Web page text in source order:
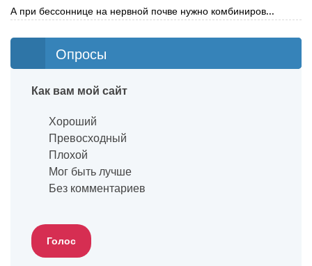
А при бессоннице на нервной почве нужно комбиниров...
Опросы
Как вам мой сайт
Хороший
Превосходный
Плохой
Мог быть лучше
Без комментариев